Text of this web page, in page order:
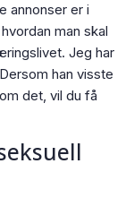
annonser er i
man skal
Jeg har
han visste
det, vil du få